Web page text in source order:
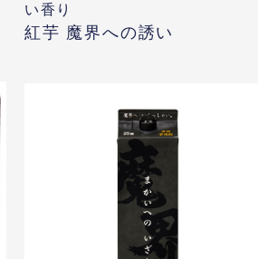
い香り
紅芋 魔界への誘い